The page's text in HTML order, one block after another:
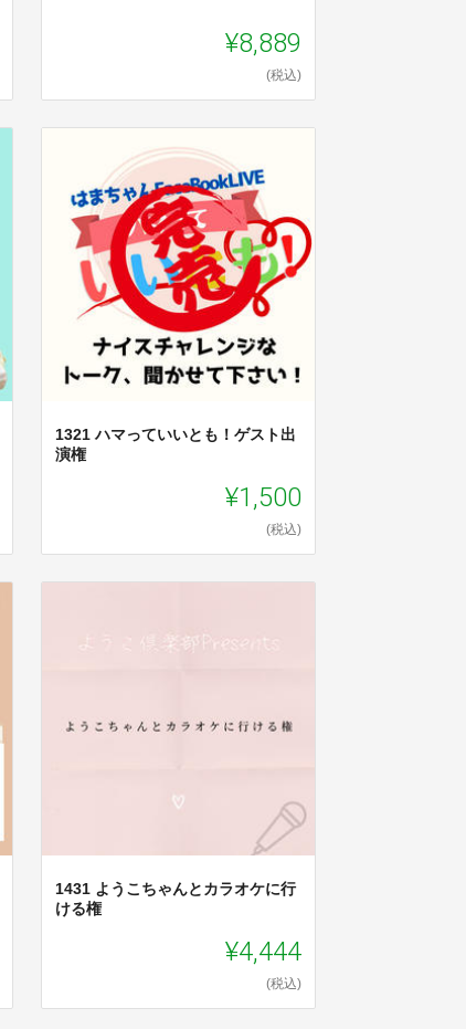
¥8,889
(税込)
1321 ハマっていいとも！ゲスト出
演権
¥1,500
(税込)
1431 ようこちゃんとカラオケに行
ける権
¥4,444
(税込)